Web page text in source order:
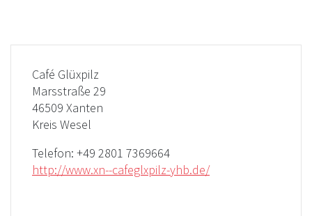
Café Glüxpilz
Marsstraße 29
46509 Xanten
Kreis Wesel
Telefon: +49 2801 7369664
http://www.xn--cafeglxpilz-yhb.de/